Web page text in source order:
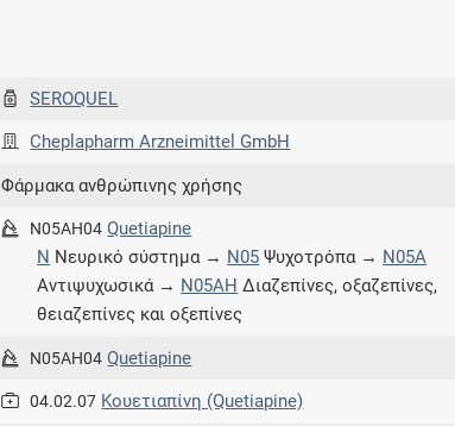
επιπλέον παροχές των συνδρομητικών
Ενδείξεις και αγωγές
Βρείτε θεραπευτικές ενδείξεις και αγωγές για
SEROQUEL
Cheplapharm Arzneimittel GmbH
Φάρμακα ανθρώπινης χρήσης
N05AH04 Quetiapine
N Νευρικό σύστημα → N05 Ψυχοτρόπα → N05A
Αντιψυχωσικά → N05AH Διαζεπίνες, οξαζεπίνες,
θειαζεπίνες και οξεπίνες
N05AH04 Quetiapine
04.02.07 Κουετιαπίνη (Quetiapine)